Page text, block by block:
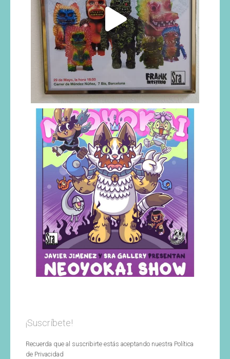
¡Suscríbete!
Recuerda que al suscribirte estás aceptando nuestra Política
de Privacidad